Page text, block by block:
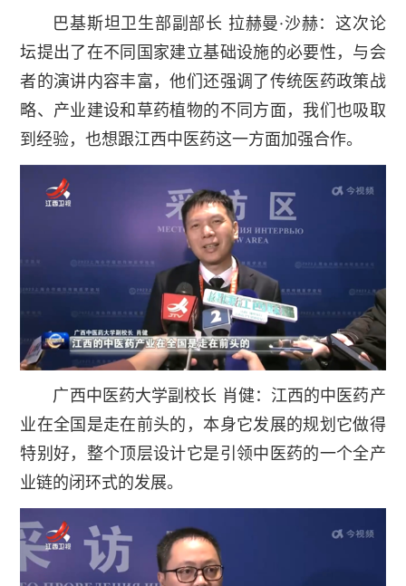
巴基斯坦卫生部副部长 拉赫曼·沙赫：这次论
坛提出了在不同国家建立基础设施的必要性，与会
者的演讲内容丰富，他们还强调了传统医药政策战
略、产业建设和草药植物的不同方面，我们也吸取
到经验，也想跟江西中医药这一方面加强合作。
广西中医药大学副校长 肖健：江西的中医药产
业在全国是走在前头的，本身它发展的规划它做得
特别好，整个顶层设计它是引领中医药的一个全产
业链的闭环式的发展。